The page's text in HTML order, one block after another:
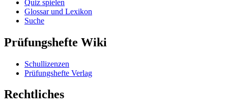
Quiz spielen
Glossar und Lexikon
Suche
Prüfungshefte Wiki
Schullizenzen
Prüfungshefte Verlag
Rechtliches